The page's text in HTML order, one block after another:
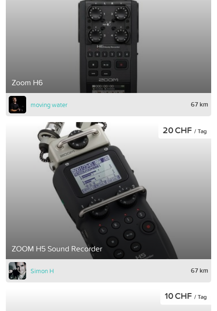
Zoom H6
moving water 67 km
ZOOM H5 Sound Recorder
20 CHF / Tag
Simon H 67 km
10 CHF / Tag